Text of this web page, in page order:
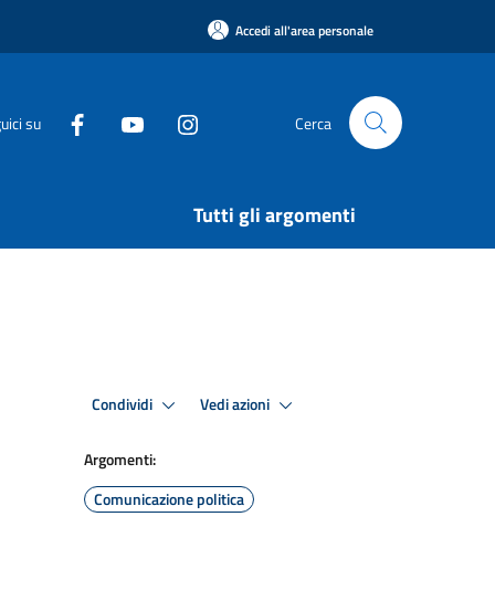
Accedi all'area personale
su Cerca
Tutti gli argomenti
Condividi Vedi azioni
Argomenti:
Comunicazione politica